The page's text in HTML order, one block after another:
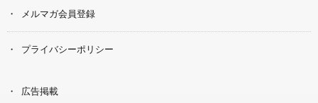
メルマガ会員登録
プライバシーポリシー
広告掲載